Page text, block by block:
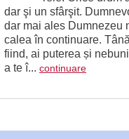
dar şi un sfârşit.
dar mai ales Dumnezeu
calea în continuare.
fiind, ai puterea și
a te î... continuare